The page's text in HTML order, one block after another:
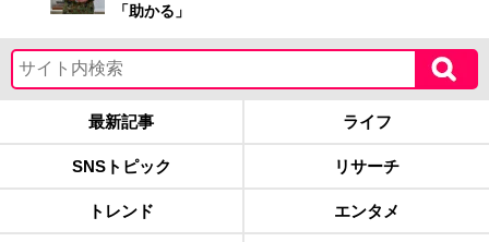
「助かる」
最新記事 ライフ
SNSトピック リサーチ
トレンド エンタメ